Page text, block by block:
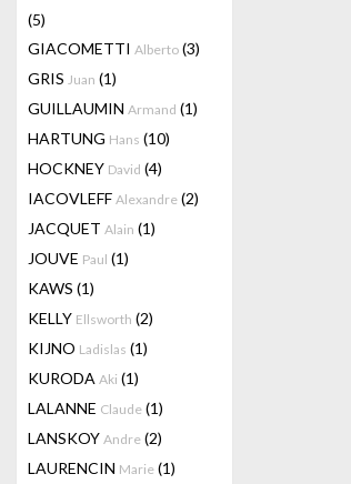
(5)
GIACOMETTI Alberto (3)
GRIS Juan (1)
GUILLAUMIN Armand (1)
HARTUNG Hans (10)
HOCKNEY David (4)
IACOVLEFF Alexandre (2)
JACQUET Alain (1)
JOUVE Paul (1)
KAWS (1)
KELLY Ellsworth (2)
KIJNO Ladislas (1)
KURODA Aki (1)
LALANNE Claude (1)
LANSKOY Andre (2)
LAURENCIN Marie (1)